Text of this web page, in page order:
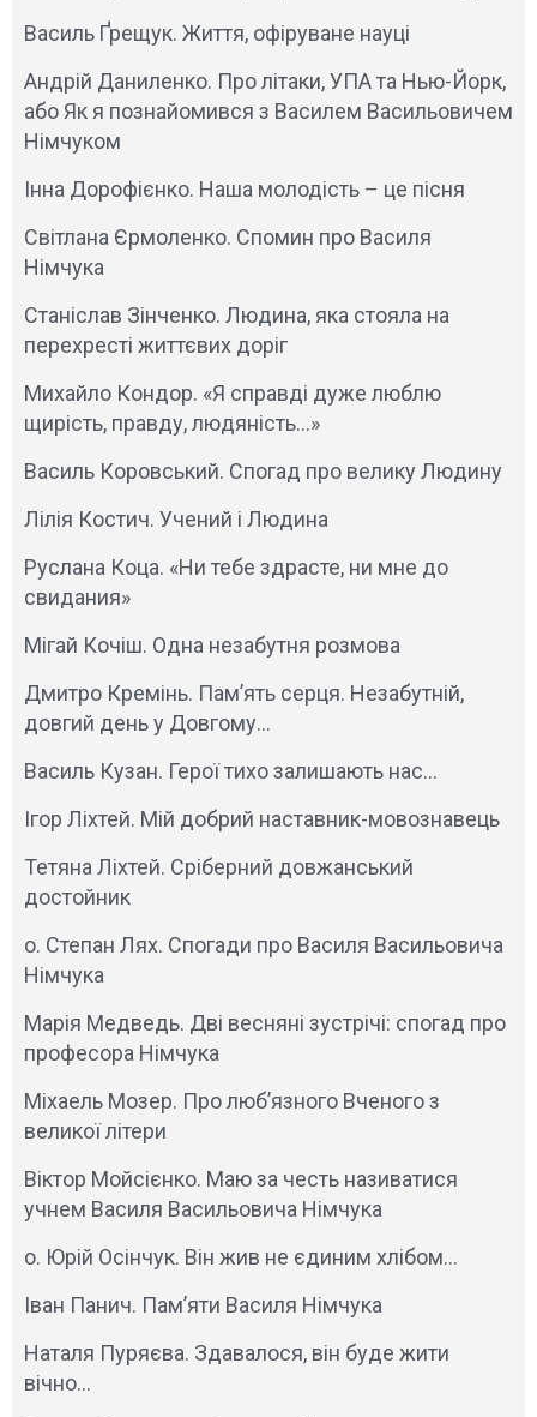
Василь Ґрещук. Життя, офіруване науці
Андрій Даниленко. Про літаки, УПА та Нью-Йорк,
або Як я познайомився з Василем Васильовичем
Німчуком
Інна Дорофієнко. Наша молодість – це пісня
Світлана Єрмоленко. Спомин про Василя
Німчука
Станіслав Зінченко. Людина, яка стояла на
перехресті життєвих доріг
Михайло Кондор. «Я справді дуже люблю
щирість, правду, людяність…»
Василь Коровський. Спогад про велику Людину
Лілія Костич. Учений і Людина
Руслана Коца. «Ни тебе здрасте, ни мне до
свидания»
Мігай Кочіш. Одна незабутня розмова
Дмитро Кремінь. Памʼять серця. Незабутній,
довгий день у Довгому…
Василь Кузан. Герої тихо залишають нас…
Ігор Ліхтей. Мій добрий наставник-мовознавець
Тетяна Ліхтей. Сріберний довжанський
достойник
о. Степан Лях. Спогади про Василя Васильовича
Німчука
Марія Медведь. Дві весняні зустрічі: спогад про
професора Німчука
Міхаель Мозер. Про люб’язного Вченого з
великої літери
Віктор Мойсієнко. Маю за честь називатися
учнем Василя Васильовича Німчука
о. Юрій Осінчук. Він жив не єдиним хлібом…
Іван Панич. Пам’яти Василя Німчука
Наталя Пуряєва. Здавалося, він буде жити
вічно…